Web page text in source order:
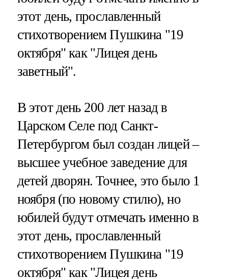
этот день, прославленный
стихотворением Пушкина "19
октября" как "Лицея день
заветный".
В этот день 200 лет назад в
Царском Селе под Санкт-
Петербургом был создан лицей –
высшее учебное заведение для
детей дворян. Точнее, это было 1
ноября (по новому стилю), но
юбилей будут отмечать именно в
этот день, прославленный
стихотворением Пушкина "19
октября" как "Лицея день